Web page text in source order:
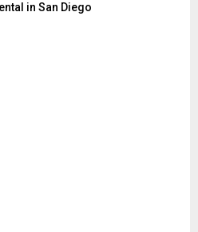
in San Diego